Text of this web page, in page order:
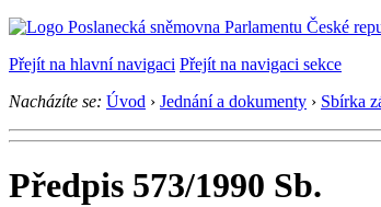
Přejít na hlavní navigaci Přejít na navigaci sekce
Nacházíte se: Úvod › Jednání a dokumenty › Sbírka
Předpis 573/1990 Sb.